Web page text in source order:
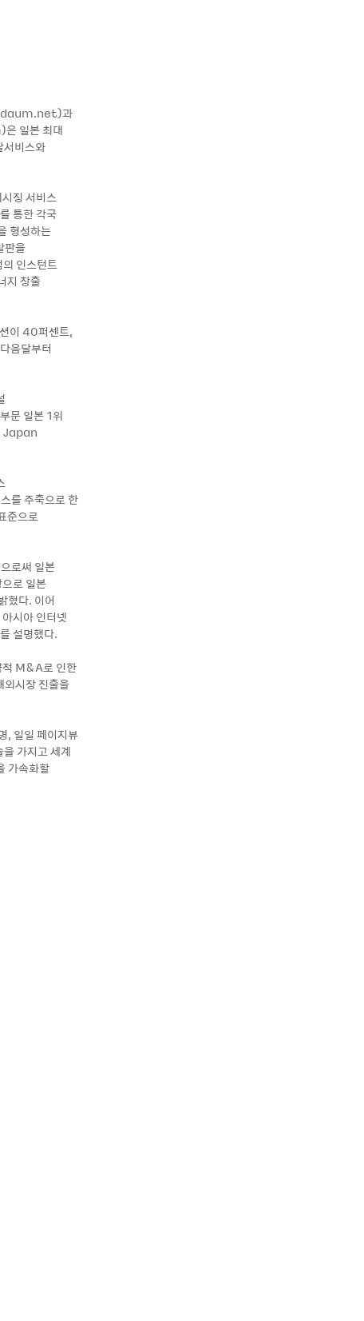
과
일본 최대
비스와
징 서비스
통한 각국
형성하는
판을
인스턴트
지 창출
이 40퍼센트,
음달부터
문 일본 1위
Japan
를 주축으로 한
준으로
로써 일본
로 일본
혔다. 이어
시아 인터넷
설명했다.
적 M&A로 인한
외시장 진출을
일일 페이지뷰
가지고 세계
가속화할